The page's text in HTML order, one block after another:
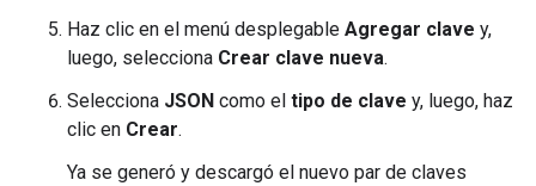
Haz clic en el menú desplegable Agregar clave y,
luego, selecciona Crear clave nueva.
Selecciona JSON como el tipo de clave y, luego, haz
clic en Crear.
Ya se generó y descargó el nuevo par de claves